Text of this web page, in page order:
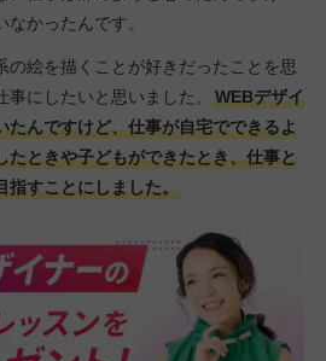
かったんです。
の絵を描くことが好きだったことを思
にしたいと思いました。
WEBデザイ
たんですけど、仕事が自宅でできるよ
たときや子どもができたとき、仕事と
指すことにしました。